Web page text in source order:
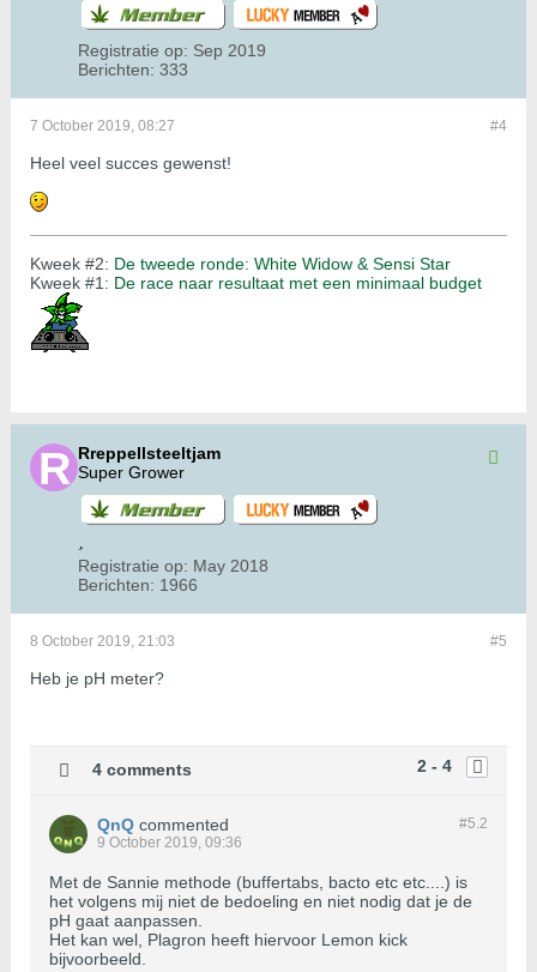
Registratie op: Sep 2019
Berichten: 333
#4
7 October 2019, 08:27
Heel veel succes gewenst!
Kweek #2: De tweede ronde: White Widow & Sensi Star
Kweek #1: De race naar resultaat met een minimaal budget
Rreppellsteeltjam
Super Grower
Registratie op: May 2018
Berichten: 1966
#5
8 October 2019, 21:03
Heb je pH meter?
2 - 4
4 comments
#5.2
QnQ commented
9 October 2019, 09:36
Met de Sannie methode (buffertabs, bacto etc etc....) is
het volgens mij niet de bedoeling en niet nodig dat je de
pH gaat aanpassen.
Het kan wel, Plagron heeft hiervoor Lemon kick
bijvoorbeeld.